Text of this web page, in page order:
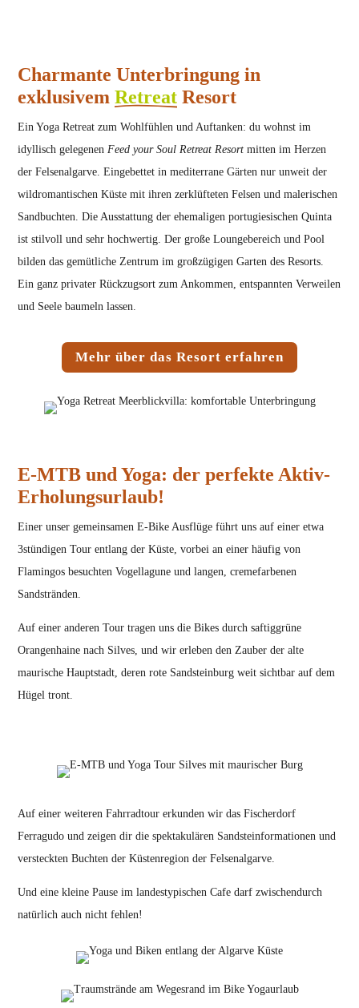
Charmante Unterbringung in
exklusivemRetreat Resort
Ein Yoga Retreat zum Wohlfühlen und Auftanken: du wohnst im
idyllisch gelegenenFeed your Soul Retreat Resort mitten im Herzen
der Felsenalgarve. Eingebettet in mediterrane Gärten nur unweit der
wildromantischen Küste mit ihren zerklüfteten Felsen und malerischen
Sandbuchten. Die Ausstattung der ehemaligen portugiesischen Quinta
ist stilvoll und sehr hochwertig. Der große Loungebereich und Pool
bilden das gemütliche Zentrum im großzügigen Garten des Resorts.
Ein ganz privater Rückzugsort zum Ankommen, entspannten Verweilen
und Seele baumeln lassen.
Mehr über das Resort erfahren
E-MTB und Yoga: der perfekte Aktiv-
Erholungsurlaub!
Einer unser gemeinsamen E-Bike Ausflüge führt uns auf einer etwa
3stündigen Tour entlang der Küste, vorbei an einer häufig von
Flamingos besuchten Vogellagune und langen, cremefarbenen
Sandstränden.
Auf einer anderen Tour tragen uns die Bikes durch saftiggrüne
Orangenhaine nach Silves, und wir erleben den Zauber der alte
maurische Hauptstadt, deren rote Sandsteinburg weit sichtbar auf dem
Hügel tront.
Auf einer weiteren Fahrradtour erkunden wir das Fischerdorf
Ferragudo und zeigen dir die spektakulären Sandsteinformationen und
versteckten Buchten der Küstenregion der Felsenalgarve.
Und eine kleine Pause im landestypischen Cafe darf zwischendurch
natürlich auch nicht fehlen!